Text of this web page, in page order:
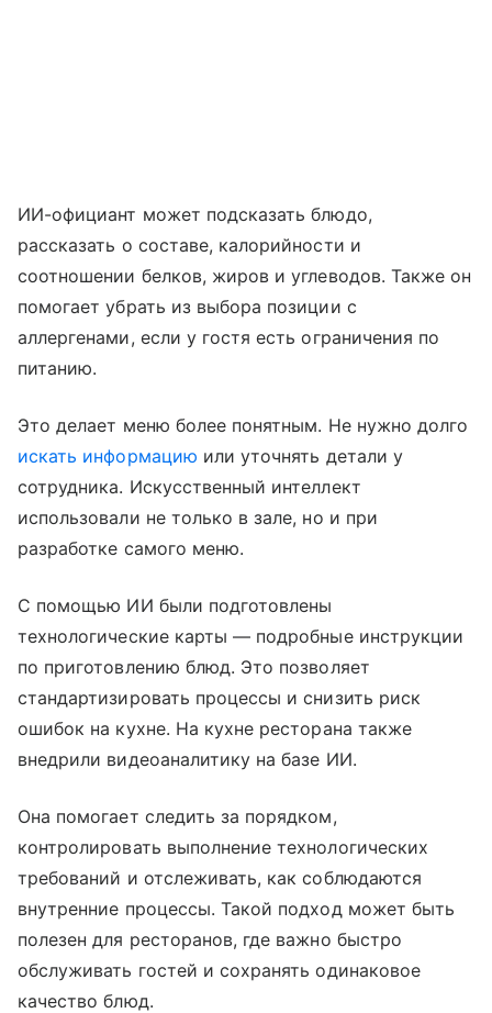
ИИ-официант может подсказать блюдо,
рассказать о составе, калорийности и
соотношении белков, жиров и углеводов. Также он
помогает убрать из выбора позиции с
аллергенами, если у гостя есть ограничения по
питанию.
Это делает меню более понятным. Не нужно долго
искать информацию или уточнять детали у
сотрудника. Искусственный интеллект
использовали не только в зале, но и при
разработке самого меню.
С помощью ИИ были подготовлены
технологические карты — подробные инструкции
по приготовлению блюд. Это позволяет
стандартизировать процессы и снизить риск
ошибок на кухне. На кухне ресторана также
внедрили видеоаналитику на базе ИИ.
Она помогает следить за порядком,
контролировать выполнение технологических
требований и отслеживать, как соблюдаются
внутренние процессы. Такой подход может быть
полезен для ресторанов, где важно быстро
обслуживать гостей и сохранять одинаковое
качество блюд.